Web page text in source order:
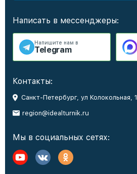
Написать в мессенджеры:
Напишите нам в
Telegram
Контакты:
Санкт-Петербург, ул Колокольная, 1
region@idealturnik.ru
Мы в социальных сетях: